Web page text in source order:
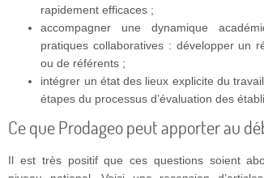
rapidement efficaces ;
accompagner une dynamique
pratiques collaboratives : développer un
ou de référents ;
intégrer un état des lieux explicite du
étapes du processus d’évaluation des
Ce que Prodageo peut apporter au
Il est très positif que ces questions soient